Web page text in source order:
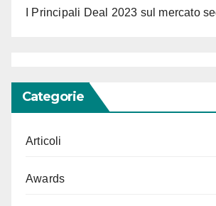
I Principali Deal 2023 sul mercato
Categorie
Articoli
Awards